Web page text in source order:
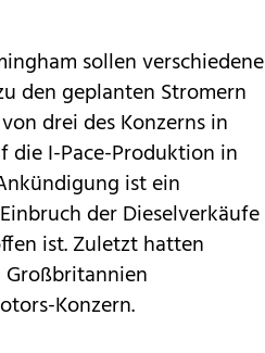
sollen verschiedene
den geplanten Stromern
drei des Konzerns in
die I-Pace-Produktion in
ist ein
der Dieselverkäufe
ist. Zuletzt hatten
Konzern.